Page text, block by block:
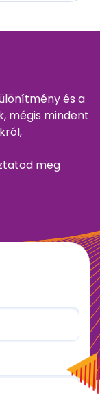
és a
mégis mindent
meg